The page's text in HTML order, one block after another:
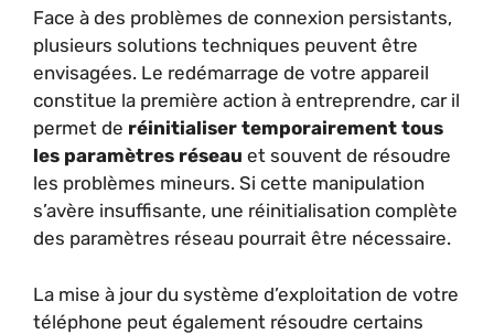
Face à des problèmes de connexion persistants,
plusieurs solutions techniques peuvent être
envisagées. Le redémarrage de votre appareil
constitue la première action à entreprendre, car il
permet de réinitialiser temporairement tous
les paramètres réseau et souvent de résoudre
les problèmes mineurs. Si cette manipulation
s’avère insuffisante, une réinitialisation complète
des paramètres réseau pourrait être nécessaire.
La mise à jour du système d’exploitation de votre
téléphone peut également résoudre certains